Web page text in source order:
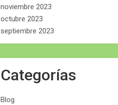
noviembre 2023
octubre 2023
septiembre 2023
Categorías
Blog